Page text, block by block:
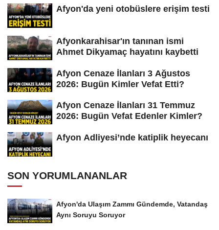
Afyon'da yeni otobüslere erişim testi
Afyonkarahisar'ın tanınan ismi
Ahmet Dikyamaç hayatını kaybetti
Afyon Cenaze İlanları 3 Ağustos
2026: Bugün Kimler Vefat Etti?
Afyon Cenaze İlanları 31 Temmuz
2026: Bugün Vefat Edenler Kimler?
Afyon Adliyesi’nde katiplik heyecanı
SON YORUMLANANLAR
Afyon'da Ulaşım Zammı Gündemde, Vatandaş
Aynı Soruyu Soruyor